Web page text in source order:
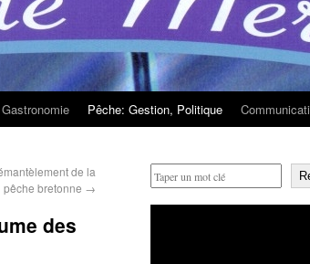
Gastronomie Pêche: Gestion, Politique
de la
pêche bretonne →
des